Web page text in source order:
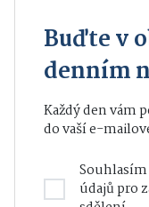
Buďte v
denním
Každý den vám
do vaší e-
Souhlasím
údajůpro